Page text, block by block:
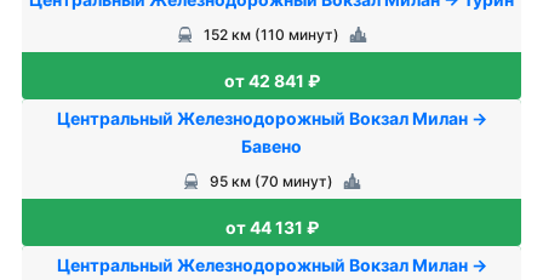
152 км (110 минут)
от 42 841 ₽
Центральный Железнодорожный Вокзал Милан →
Бавено
95 км (70 минут)
от 44 131 ₽
Центральный Железнодорожный Вокзал Милан →